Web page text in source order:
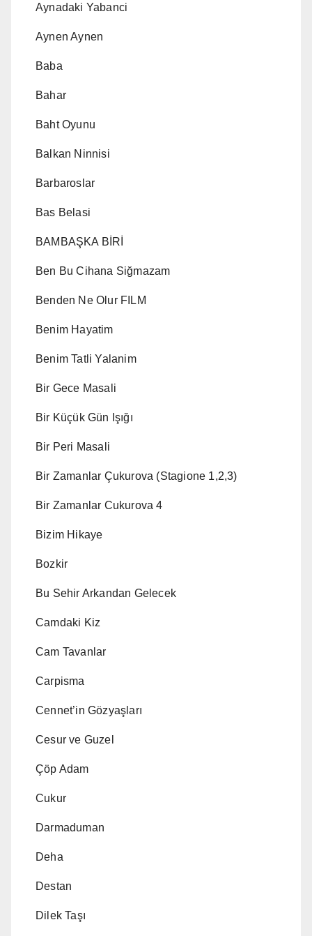
Aynadaki Yabanci
Aynen Aynen
Baba
Bahar
Baht Oyunu
Balkan Ninnisi
Barbaroslar
Bas Belasi
BAMBAŞKA BİRİ
Ben Bu Cihana Siğmazam
Benden Ne Olur FILM
Benim Hayatim
Benim Tatli Yalanim
Bir Gece Masali
Bir Küçük Gün Işığı
Bir Peri Masali
Bir Zamanlar Çukurova (Stagione 1,2,3)
Bir Zamanlar Cukurova 4
Bizim Hikaye
Bozkir
Bu Sehir Arkandan Gelecek
Camdaki Kiz
Cam Tavanlar
Carpisma
Cennet’in Gözyaşları
Cesur ve Guzel
Çöp Adam
Cukur
Darmaduman
Deha
Destan
Dilek Taşı